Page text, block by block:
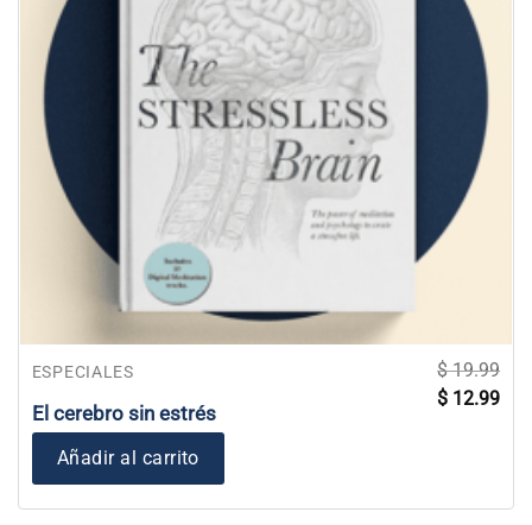
ESPECIALES
El cerebro sin estrés
$19.99
El
precio
$ 12.99El
Añadir al carrito